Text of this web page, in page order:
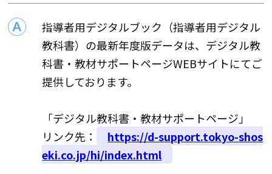
指導者用デジタルブック（指導者用デジタル
教科書）の最新年度版データは、デジタル教
科書・教材サポートページWEBサイトにてご
提供しております。
「デジタル教科書・教材サポートページ」
リンク先：
https://d-support.tokyo-shos
eki.co.jp/hi/index.html